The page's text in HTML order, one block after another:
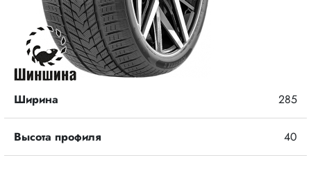
Ширина 285
Высота профиля 40